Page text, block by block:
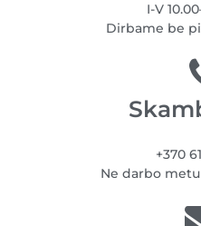
I-V
Dirbame be
+370
Ne darbo metu